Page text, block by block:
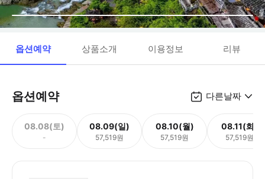
옵션예약 상품소개 이용정보 리뷰
옵션예약 다른날짜
08.08(토)
-
08.09(일)
57,519원
08.10(월)
57,519원
08.11(화)
57,519원